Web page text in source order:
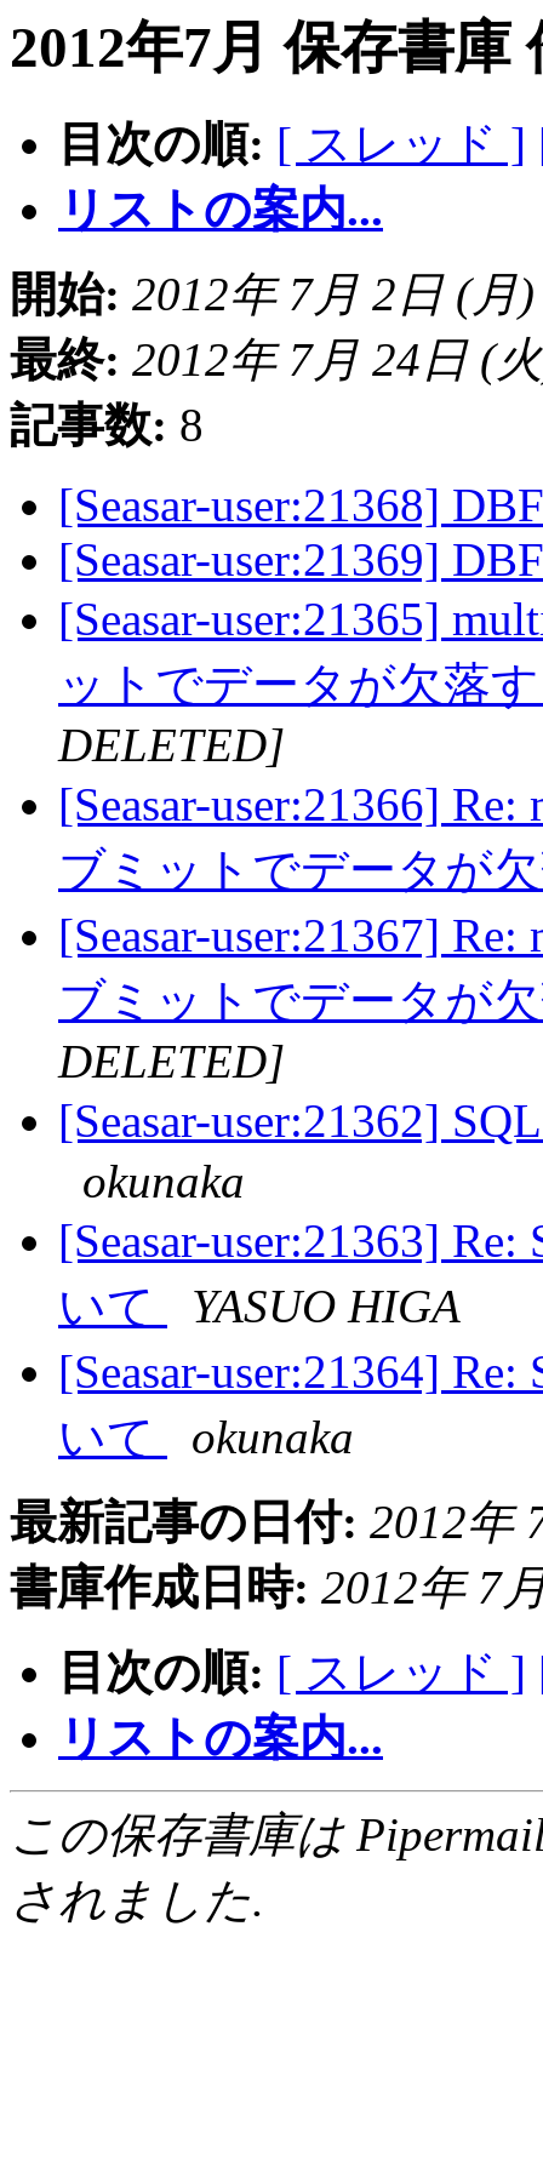
2012年7月 保存書庫
目次の順: [ スレッド ]
リストの案内...
開始: 2012年 7月 2日 (月
最終: 2012年 7月 24日 (
記事数: 8
[Seasar-user:21368]
[Seasar-user:21369]
[Seasar-user:21365]
ットでデータが欠落
DELETED]
[Seasar-user:21366]
ブミットでデータが
[Seasar-user:21367]
ブミットでデータが
DELETED]
[Seasar-user:21362]
okunaka
[Seasar-user:21363]
いて
YASUO HIGA
[Seasar-user:21364]
いて
okunaka
最新記事の日付: 2012年
書庫作成日時: 2012年 7
目次の順: [ スレッド ]
リストの案内...
この保存書庫は
されました.